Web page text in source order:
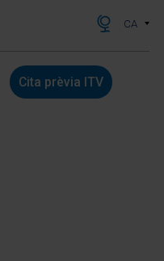
CA
Cita prèvia ITV